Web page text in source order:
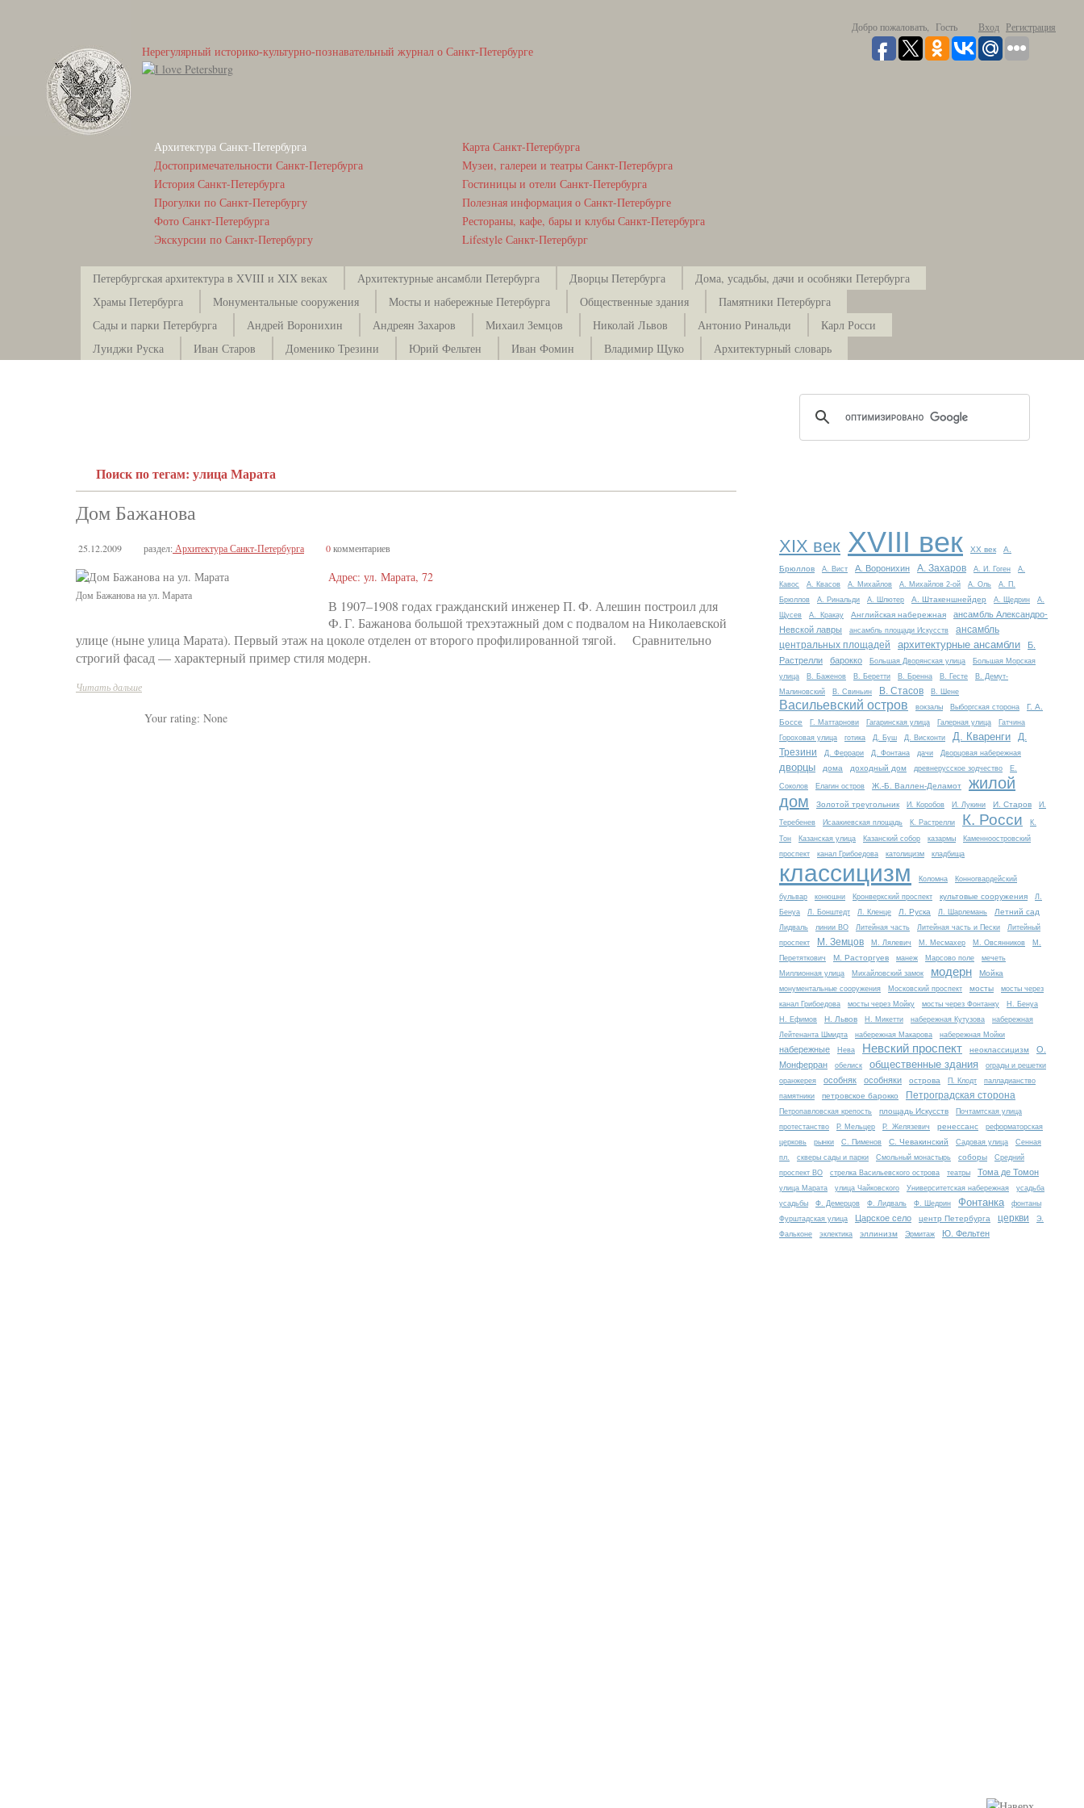
Добро пожаловать, Гость Вход Регистрация
Нерегулярный историко-культурно-познавательный журнал о Санкт-Петербурге
Архитектура Санкт-Петербурга
Достопримечательности Санкт-Петербурга
История Санкт-Петербурга
Прогулки по Санкт-Петербургу
Фото Санкт-Петербурга
Экскурсии по Санкт-Петербургу
Карта Санкт-Петербурга
Музеи, галереи и театры Санкт-Петербурга
Гостиницы и отели Санкт-Петербурга
Полезная информация о Санкт-Петербурге
Рестораны, кафе, бары и клубы Санкт-Петербурга
Lifestyle Санкт-Петербург
Петербургская архитектура в XVIII и XIX веках Архитектурные ансамбли Петербурга Дворцы Петербурга
Дома, усадьбы, дачи и особняки Петербурга
Храмы Петербурга
Монументальные сооружения Мосты и набережные Петербурга Общественные здания
Памятники Петербурга
Сады и парки Петербурга
Андрей Воронихин Андреян Захаров Михаил Земцов Николай Львов Антонио Ринальди
Карл Росси
Луиджи Руска
Иван Старов Доменико Трезини Юрий Фельтен Иван Фомин Владимир Щуко Архитектурный словарь
Поиск по тегам: улица Марата
Дом Бажанова
25.12.2009 раздел: Архитектура Санкт-Петербурга 0комментариев
Дом Бажанова на ул. Марата
Адрес: ул. Марата, 72
В 1907–1908 годах гражданский инженер П. Ф. Алешин построил для
Ф. Г. Бажанова большой трехэтажный дом с подвалом на Николаевской
улице (ныне улица Марата). Первый этаж на цоколе отделен от второго профилированной тягой. Сравнительно
строгий фасад — характерный пример стиля модерн.
Читать дальше
Your rating: None
XIX век XVIII век XX век А.
Брюллов А. Вист А. Воронихин А. Захаров А. И. Гоген
А.
Кавос
А. Квасов А. Михайлов А. Михайлов 2-ой А. Оль
А. П.
Брюллов
А. Ринальди А. Шлютер А. Штакеншнейдер А. Щедрин
А.
Щусев
А. Кракау Английская набережная
ансамбль Александро-
Невской лавры
ансамбль площади Искусств
ансамбль
центральных площадей
архитектурные ансамбли
Б.
Растрелли
барокко Большая Дворянская улица
Большая Морская
улица
В. Баженов В. Беретти В. Бренна В. Гесте
В. Демут-
Малиновский
В. Свиньин В. Стасов В. Шене
Васильевский остров вокзалы Выборгская сторона
Г. А.
Боссе
Г. Маттарнови Гагаринская улица Галерная улица
Гатчина
Гороховая улица
готика Д. Буш Д. Висконти Д. Кваренги
Д.
Трезини
Д. Феррари Д. Фонтана дачи Дворцовая набережная
дворцы дома доходный дом древнерусское зодчество Е.
Соколов Елагин остров Ж.-Б. Валлен-Деламот
жилой
дом
Золотой треугольник И. Коробов И. Лукини И. Старов И.
Теребенев Исаакиевская площадь К. Растрелли К. Росси
К.
Тон
Казанская улица Казанский собор казармы
Каменноостровский
проспект
канал Грибоедова католицизм кладбища
классицизм Коломна Конногвардейский
бульвар конюшни Кронверкский проспект культовые сооружения
Л.
Бенуа
Л. Бонштедт Л. Кленце Л. Руска Л. Шарлемань Летний сад
Лидваль линии ВО Литейная часть Литейная часть и Пески
Литейный
проспект
М. Земцов М. Лялевич М. Месмахер М. Овсянников
М.
Перетяткович
М. Расторгуев манеж Марсово поле
мечеть
Миллионная улица
Михайловский замок модерн Мойка
монументальные сооружения Московский проспект мосты
мосты через
канал Грибоедова
мосты через Мойку мосты через Фонтанку
Н. Бенуа
Н. Ефимов
Н. Львов Н. Микетти набережная Кутузова
набережная
Лейтенанта Шмидта
набережная Макарова набережная Мойки
набережные Нева Невский проспект неоклассицизм
О.
Монферран
обелиск общественные здания
ограды и решетки
оранжерея
особняк особняки острова П. Клодт
палладианство
памятники
петровское барокко Петроградская сторона
Петропавловская крепость площадь Искусств
Почтамтская улица
протестанство
Р. Мельцер Р. Желязевич ренессанс
реформаторская
церковь
рынки С. Пименов С. Чевакинский Садовая улица
Сенная
пл.
скверы сады и парки Смольный монастырь соборы
Средний
проспект ВО
стрелка Васильевского острова театры Тома де Томон
улица Марата улица Чайковского Университетская набережная
усадьба
усадьбы
Ф. Демерцов Ф. Лидваль Ф. Шедрин Фонтанка
фонтаны
Фурштадская улица
Царское село центр Петербурга церкви
Э.
Фальконе
эклектика эллинизм Эрмитаж Ю. Фельтен